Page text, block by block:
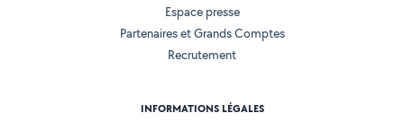
Espace presse
Partenaires et Grands Comptes
Recrutement
INFORMATIONS LÉGALES